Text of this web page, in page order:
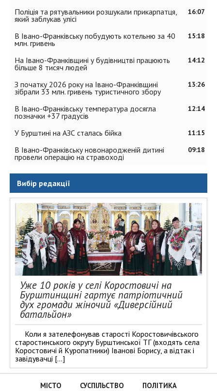
16:07
Поліція та рятувальники розшукали прикарпатця,
який заблукав улісі
15:18
В Івано-Франківську побудують котельню за 40
млн. гривень
14:12
На Івано-Франківщині у будівництві працюють
більше 8 тисяч людей
13:26
З початку 2026 року на Івано-Франківщині
зібрали 33 млн. гривень туристичного збору
12:14
В Івано-Франківську температура досягла
позначки +37 градусів
11:15
У Бурштині на АЗС сталась бійка
09:18
В Івано-Франківську новонародженій дитині
провели операцію на стравоході
Вибір редакції
Уже 10 років у селі Коростовичі на
Бурштинщині гартує патріотичний
дух громади жіночий «Диверсійний
батальйон»
Коли я зателефонував старості Коростовичівського
старостинського округу Бурштинської ТГ (входять села
Коростовичі й Куропатники) Іванові Борису, а відтак і
завідувачці […]
МІСТО СУСПІЛЬСТВО ПОЛІТИКА